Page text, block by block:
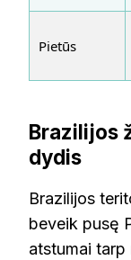
Pietūs
Brazilijos
dydis
Brazilijos
beveik pusę
atstumai